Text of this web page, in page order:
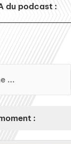
du podcast :
: